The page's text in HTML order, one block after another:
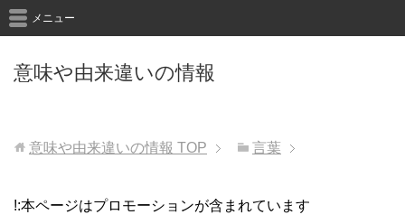
意味や由来違いの情報
メニュー
意味や由来違いの情報 TOP 言葉
!:本ページはプロモーションが含まれています